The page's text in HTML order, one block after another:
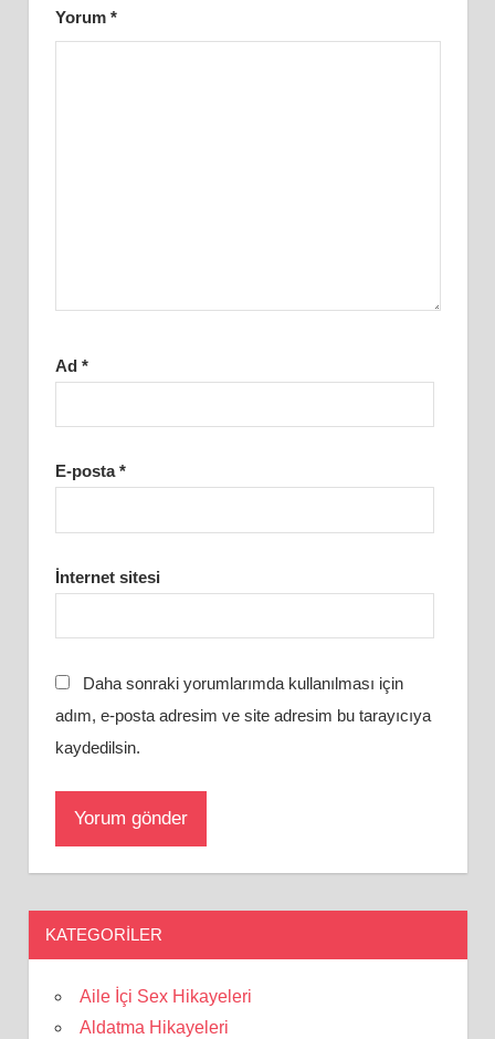
Yorum *
Ad *
E-posta*
İnternet sitesi
Daha sonraki yorumlarımda kullanılması için
adım, e-posta adresim ve site adresim bu tarayıcıya
kaydedilsin.
KATEGORILER
Aile İçi Sex Hikayeleri
Aldatma Hikayeleri